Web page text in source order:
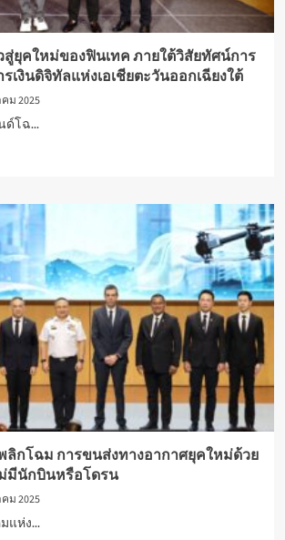
วสู่ยุคใหม่ของฟินเทค ภายใต้วิสัยทัศน์การ
เงินดิจิทัลแห่งเอเชียตะวันออกเฉียงใต้
ม 2025
ด์โฉ...
พลิกโฉม การขนส่งทางอากาศยุคใหม่ด้วย
มีนักบินหรือโดรน
ม 2025
แห่ง...